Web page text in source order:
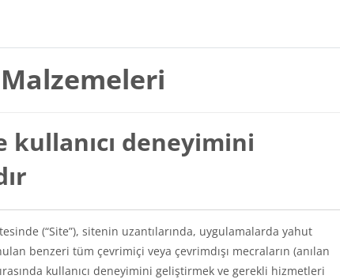
deneyimini
(“Site”), sitenin uzantılarında, uygulamalarda yahut
benzeri tüm çevrimiçi veya çevrimdışı mecraların (anılan
kullanıcı deneyimini geliştirmek ve gerekli hizmetleri